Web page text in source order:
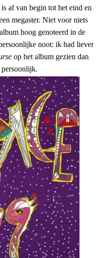
af van begin tot het eind en
megaster. Niet voor niets
hoog genoteerd in de
noot: ik had liever
op het album gezien dan
persoonlijk.